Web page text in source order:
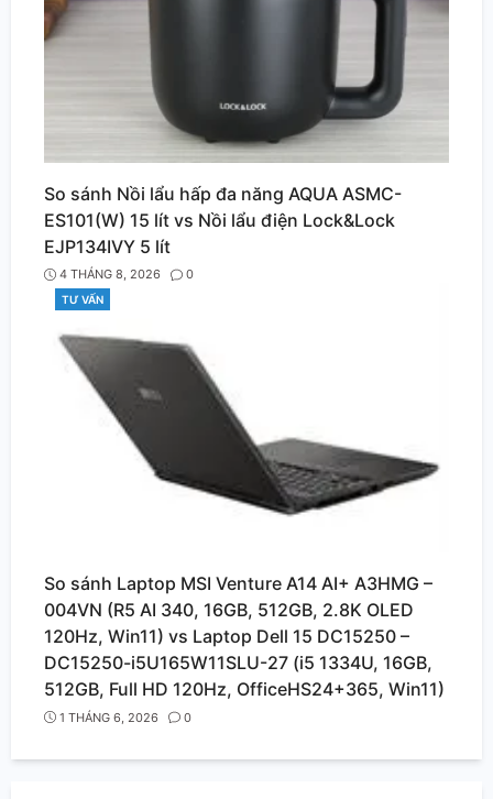
So sánh Nồi lẩu hấp đa năng AQUA ASMC-
ES101(W) 15 lít vs Nồi lẩu điện Lock&Lock
EJP134IVY 5 lít
4 THÁNG 8, 2026
0
CATEGORIES
TƯ VẤN
So sánh Laptop MSI Venture A14 AI+ A3HMG –
004VN (R5 AI 340, 16GB, 512GB, 2.8K OLED
120Hz, Win11) vs Laptop Dell 15 DC15250 –
DC15250-i5U165W11SLU-27 (i5 1334U, 16GB,
512GB, Full HD 120Hz, OfficeHS24+365, Win11)
1 THÁNG 6, 2026 0